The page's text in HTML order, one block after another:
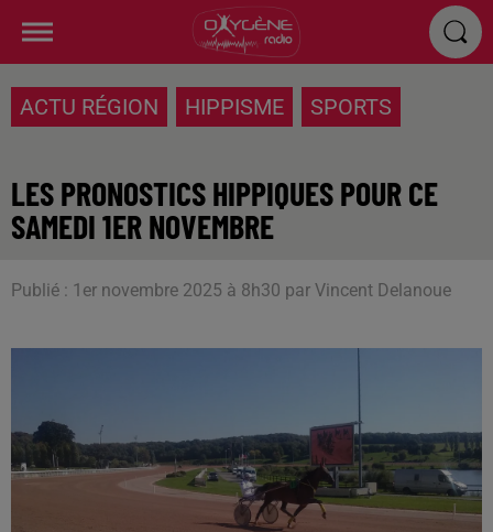
ACTU RÉGION HIPPISME SPORTS
LES PRONOSTICS HIPPIQUES POUR CE
SAMEDI 1ER NOVEMBRE
Publié : 1er novembre 2025 à 8h30 par Vincent Delanoue